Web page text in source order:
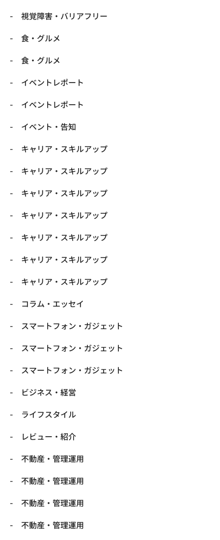
​視覚障害・バリアフリー
​食・グルメ
​食・グルメ
イベントレポート
イベントレポート
イベント・告知
キャリア・スキルアップ
キャリア・スキルアップ
キャリア・スキルアップ
キャリア・スキルアップ
キャリア・スキルアップ
キャリア・スキルアップ
キャリア・スキルアップ
コラム・エッセイ
スマートフォン・ガジェット
スマートフォン・ガジェット
スマートフォン・ガジェット
ビジネス・経営
ライフスタイル
レビュー・紹介
不動産・管理運用
不動産・管理運用
不動産・管理運用
不動産・管理運用